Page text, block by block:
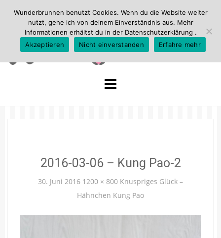
2016-03-06 – Kung Pao-2
30. Juni 2016 1200 × 800 Knuspriges Glück –
Hähnchen Kung Pao
Wunderbrunnen benutzt Cookies. Wenn du die Website weiter
nutzt, gehe ich von deinem Einverständnis aus. Mehr
Informationen erhältst du in der Datenschutzerklärung .
Akzeptieren
Nicht einverstanden Erfahre mehr